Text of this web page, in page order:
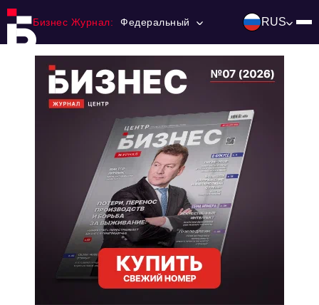
Бизнес Журнал: Федеральный RUS
Ниши и рынки
Технологии и тренды